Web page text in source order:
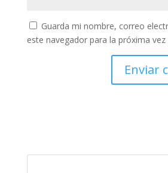
Guarda mi nombre, correo
este navegador para la próxima